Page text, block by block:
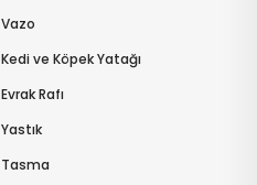
Vazo
Kedi ve Köpek Yatağı
Evrak Rafı
Yastık
Tasma